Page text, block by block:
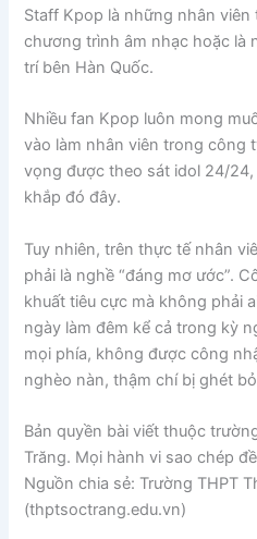
Staff Kpop là những nhân
chương trình âm nhạc hoặc là
trí bên Hàn Quốc.
Nhiều fan Kpop luôn mong
vào làm nhân viên trong công
vọng được theo sát idol 24/
khắp đó đây.
Tuy nhiên, trên thực tế nhân
phải là nghề “đáng mơ ước”.
khuất tiêu cực mà không phải
ngày làm đêm kể cả trong kỳ
mọi phía, không được công
nghèo nàn, thậm chí bị ghét
Bản quyền bài viết thuộc
Trăng. Mọi hành vi sao chép
Nguồn chia sẻ: Trường THPT
(thptsoctrang.edu.vn)